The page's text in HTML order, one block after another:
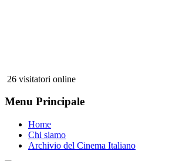
26 visitatori online
Menu Principale
Home
Chi siamo
Archivio del Cinema Italiano